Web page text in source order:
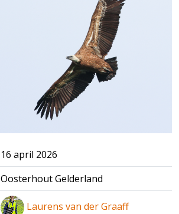
16 april 2026
Oosterhout Gelderland
Laurens van der Graaff